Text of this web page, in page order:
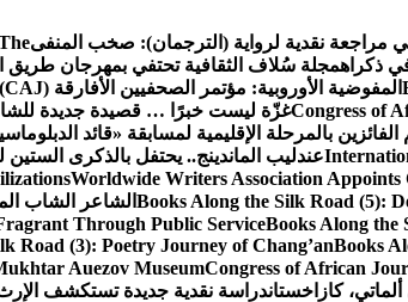
مراجعة نقدية لرواية (الترجمان): صخب المنفى
ذكراهمجلة سُلاف الثقافية تحتفي بمهرجان طريق
المفوضية الأوروبية: مؤتمر الصحفيين الأفارقة (CAJ) قوة متنامية في مستقبل الإعلام الإفريقي
Congress ofغزّة ليست خبرًا … قصيدة جديدة
بالمرحلة الإقليمية لمسابقة «قائد
عندليب الماندينج.. يحتفل بالذكرى الستين
Worldwide Writers Association
Books Along the Silk Road (5): الشاعر الشاب
Through Public ServiceBooks Along the
Road (3): Poetry Journey of Chang’anBooks
Auezov MuseumCongress of African
كازاخستاندراسة نقدية جديدة تستكشف